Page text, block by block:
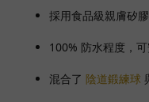
採用食品級親膚矽膠
100% 防水程度，
混合了 陰道鍛練球